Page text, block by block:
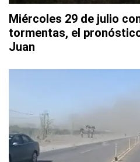
Miércoles 29 de julio
tormentas, el
Juan